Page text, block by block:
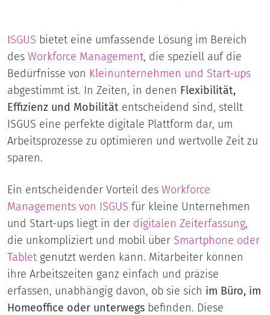
ISGUS bietet eine umfassende Lösung im Bereich
des Workforce Management, die speziell auf die
Bedürfnisse von Kleinunternehmen und Start-ups
abgestimmt ist. In Zeiten, in denen Flexibilität,
Effizienz und Mobilität entscheidend sind, stellt
ISGUS eine perfekte digitale Plattform dar, um
Arbeitsprozesse zu optimieren und wertvolle Zeit zu
sparen.
Ein entscheidender Vorteil des Workforce
Managements von ISGUS für kleine Unternehmen
und Start-ups liegt in der digitalen Zeiterfassung,
die unkompliziert und mobil über Smartphone oder
Tablet genutzt werden kann. Mitarbeiter können
ihre Arbeitszeiten ganz einfach und präzise
erfassen, unabhängig davon, ob sie sich im Büro, im
Homeoffice oder unterwegs befinden. Diese